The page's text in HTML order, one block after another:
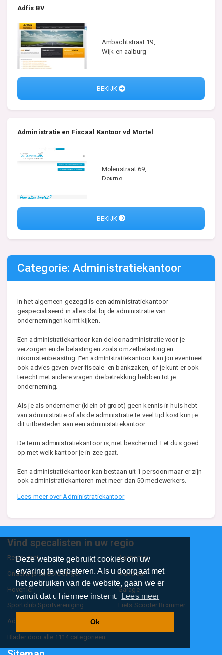
Deze website gebruikt cookies om uw
ervaring te verbeteren. Als u doorgaat met
het gebruiken van de website, gaan we er
vanuit dat u hiermee instemt.
Lees meer
Ok
Adfis BV
Ambachtstraat 19,
Wijk en aalburg
BEKIJK
Administratie en Fiscaal Kantoor vd Mortel
Molenstraat 69,
Deurne
BEKIJK
Categorie: Administratiekantoor
In het algemeen gezegd is een administratiekantoor
gespecialiseerd in alles dat bij de administratie van
ondernemingen komt kijken.
Een administratiekantoor kan de loonadministratie voor je
verzorgen en de belastingen zoals omzetbelasting en
inkomstenbelasting. Een administratiekantoor kan jou eventueel
ook advies geven over fiscale- en bankzaken, of je kunt er ook
terecht met andere vragen die betrekking hebben tot je
onderneming.
Als je als ondernemer (klein of groot) geen kennis in huis hebt
van administratie of als de administratie te veel tijd kost kun je
dit uitbesteden aan een administatiekantoor.
De term administratiekantoor is, niet beschermd. Let dus goed
op met welk kantoor je in zee gaat.
Een administratiekantoor kan bestaan uit 1 persoon maar er zijn
ook administratiekantoren met meer dan 50 medewerkers.
Lees meer over Administratiekantoor
Vind specalisten in uw regio
Restaurant Aannemer
Onderwijs en Opleidingen Makelaar
Hovenier Garage
Sportclub Sportvereniging Fiets Scooter Brommer
Administratiekantoor
Blader door alle 1114 categorieën